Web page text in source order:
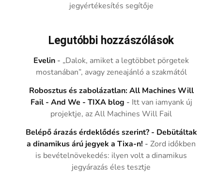
jegyértékesítés segítője
Legutóbbi hozzászólások
Evelin - „Dalok, amiket a legtöbbet pörgetek
mostanában”, avagy zeneajánló a szakmától
Robosztus és zabolázatlan: All Machines Will
Fail - And We - TIXA blog - Itt van iamyank új
projektje, az All Machines Will Fail
Belépő árazás érdeklődés szerint? - Debütáltak
a dinamikus árú jegyek a Tixa-n! -Zord időkben
is bevételnövekedés: ilyen volt a dinamikus
jegyárazás éles tesztje